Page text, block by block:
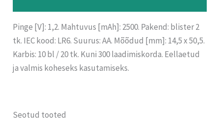
Pinge [V]: 1,2. Mahtuvus [mAh]: 2500. Pakend: blister 2
tk. IEC kood: LR6. Suurus: AA. Mõõdud [mm]: 14,5 x 50,5.
Karbis: 10 bl / 20 tk. Kuni 300 laadimiskorda. Eellaetud
ja valmis koheseks kasutamiseks.
Seotud tooted